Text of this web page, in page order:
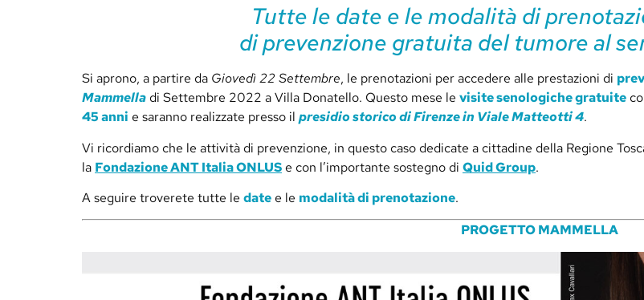
Tutte le date e le modalità di
di prevenzione gratuita del tumore al
Si aprono, a partire da Giovedì 22 Settembre, le prenotazioni per accedere alle prestazioni di
Mammelladi Settembre 2022 a Villa Donatello. Questo mese le visite senologiche gratuite
45 anni e saranno realizzate presso il presidio storico di Firenze in Viale Matteotti 4.
Vi ricordiamo che le attività di prevenzione, in questo caso dedicate a cittadine della Regione
la Fondazione ANT Italia ONLUSe con l’importante sostegno di Quid Group.
A seguire troverete tutte le datee le modalità di prenotazione.
PROGETTO MAMMELLA